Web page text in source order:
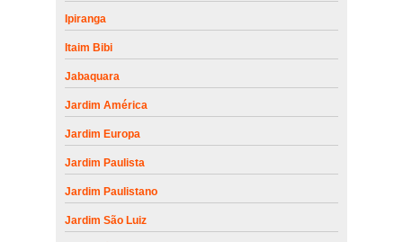
Ipiranga
Itaim Bibi
Jabaquara
Jardim América
Jardim Europa
Jardim Paulista
Jardim Paulistano
Jardim São Luiz